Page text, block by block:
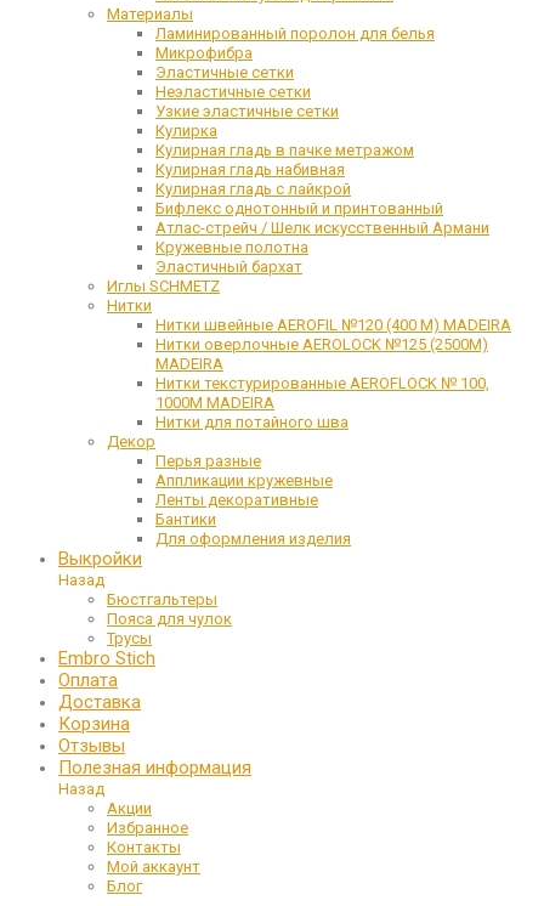
Материалы
Ламинированный поролон для белья
Микрофибра
Эластичные сетки
Неэластичные сетки
Узкие эластичные сетки
Кулирка
Кулирная гладь в пачке метражом
Кулирная гладь набивная
Кулирная гладь с лайкрой
Бифлекс однотонный и принтованный
Атлас-стрейч / Шелк искусственный Армани
Кружевные полотна
Эластичный бархат
Иглы SCHMETZ
Нитки
Нитки швейные AEROFIL №120 (400 М) MADEIRA
Нитки оверлочные AEROLOCK №125 (2500М)
MADEIRA
Нитки текстурированные AEROFLOCK № 100,
1000М MADEIRA
Нитки для потайного шва
Декор
Перья разные
Аппликации кружевные
Ленты декоративные
Бантики
Для оформления изделия
Выкройки
Назад
Бюстгальтеры
Пояса для чулок
Трусы
Embro Stich
Оплата
Доставка
Корзина
Отзывы
Полезная информация
Назад
Акции
Избранное
Контакты
Мой аккаунт
Блог